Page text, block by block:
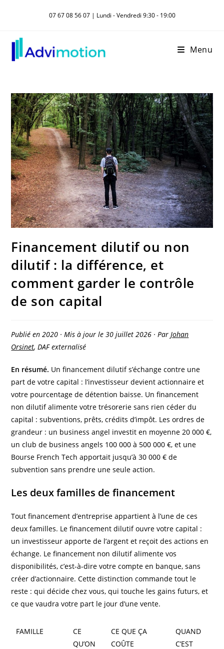
07 67 08 56 07 | Lundi - Vendredi 9:30 - 19:00
Menu
Financement dilutif ou non
dilutif : la différence, et
comment garder le contrôle
de son capital
Publié en 2020 · Mis à jour le 30 juillet 2026 · Par Johan
Orsinet, DAF externalisé
En résumé. Un financement dilutif s’échange contre une
part de votre capital : l’investisseur devient actionnaire et
votre pourcentage de détention baisse. Un financement
non dilutif alimente votre trésorerie sans rien céder du
capital : subventions, prêts, crédits d’impôt. Les ordres de
grandeur : un business angel investit en moyenne 20 000 €,
un club de business angels 100 000 à 500 000 €, et une
Bourse French Tech apportait jusqu’à 30 000 € de
subvention sans prendre une seule action.
Les deux familles de financement
Tout financement d’entreprise appartient à l’une de ces
deux familles. Le financement dilutif ouvre votre capital :
un investisseur apporte de l’argent et reçoit des actions en
échange. Le financement non dilutif alimente vos
disponibilités, c’est-à-dire votre compte en banque, sans
créer d’actionnaire. Cette distinction commande tout le
reste : qui décide chez vous, qui touche les gains futurs, et
ce que vaudra votre part le jour d’une vente.
FAMILLE
CE
QU’ON
CE QUE ÇA
COÛTE
QUAND
C’EST